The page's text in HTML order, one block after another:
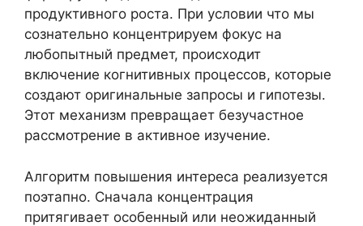
продуктивного роста. При условии что мы
сознательно концентрируем фокус на
любопытный предмет, происходит
включение когнитивных процессов, которые
создают оригинальные запросы и гипотезы.
Этот механизм превращает безучастное
рассмотрение в активное изучение.
Алгоритм повышения интереса реализуется
поэтапно. Сначала концентрация
притягивает особенный или неожиданный